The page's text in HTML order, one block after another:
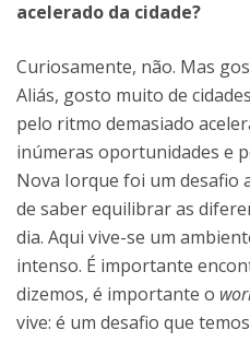
acelerado da cidade?
Curiosamente, não. Mas
Aliás, gosto muito de
pelo ritmo demasiado
inúmeras oportunidades e
Nova Iorque foi um desafio
de saber equilibrar as
dia. Aqui vive-se um
intenso. É importante
dizemos, é importante o
vive: é um desafio que